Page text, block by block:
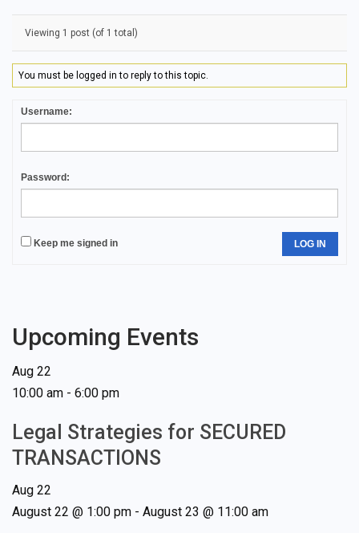
Viewing 1 post (of 1 total)
You must be logged in to reply to this topic.
Username:
Password:
Keep me signed in LOG IN
Upcoming Events
Aug 22
10:00 am - 6:00 pm
Legal Strategies for SECURED
TRANSACTIONS
Aug 22
August 22 @ 1:00 pm - August 23 @ 11:00 am